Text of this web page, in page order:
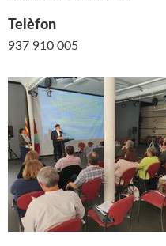
Telèfon
937 910 005